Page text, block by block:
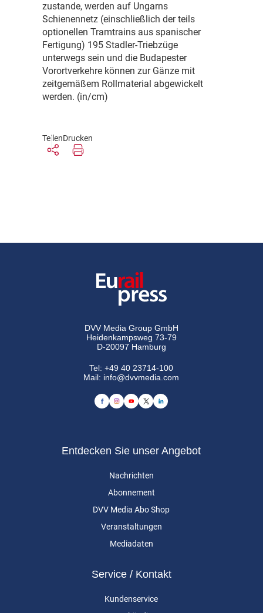
zustande, werden auf Ungarns
Schienennetz (einschließlich der teils
optionellen Tramtrains aus spanischer
Fertigung) 195 Stadler-Triebzüge
unterwegs sein und die Budapester
Vorortverkehre können zur Gänze mit
zeitgemäßem Rollmaterial abgewickelt
werden. (in/cm)
TeilenDrucken
DVV Media Group GmbH
Heidenkampsweg 73-79
D-20097 Hamburg
Tel:+49 40 23714-100
Mail: info@dvvmedia.com
Entdecken Sie unser Angebot
Nachrichten
Abonnement
DVV Media Abo Shop
Veranstaltungen
Mediadaten
Service / Kontakt
Kundenservice